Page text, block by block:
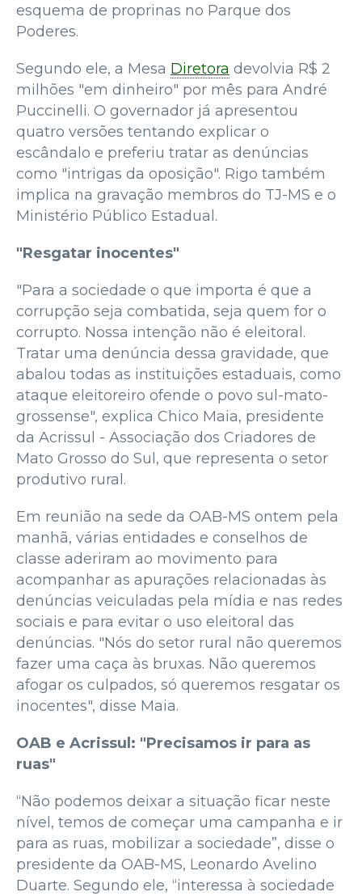
esquema de proprinas no Parque dos
Poderes.
Segundo ele, a Mesa Diretora devolvia R$ 2
milhões "em dinheiro" por mês para André
Puccinelli. O governador já apresentou
quatro versões tentando explicar o
escândalo e preferiu tratar as denúncias
como "intrigas da oposição". Rigo também
implica na gravação membros do TJ-MS e o
Ministério Público Estadual.
"Resgatar inocentes"
"Para a sociedade o que importa é que a
corrupção seja combatida, seja quem for o
corrupto. Nossa intenção não é eleitoral.
Tratar uma denúncia dessa gravidade, que
abalou todas as instituições estaduais, como
ataque eleitoreiro ofende o povo sul-mato-
grossense", explica Chico Maia, presidente
da Acrissul - Associação dos Criadores de
Mato Grosso do Sul, que representa o setor
produtivo rural.
Em reunião na sede da OAB-MS ontem pela
manhã, várias entidades e conselhos de
classe aderiram ao movimento para
acompanhar as apurações relacionadas às
denúncias veiculadas pela mídia e nas redes
sociais e para evitar o uso eleitoral das
denúncias. "Nós do setor rural não queremos
fazer uma caça às bruxas. Não queremos
afogar os culpados, só queremos resgatar os
inocentes", disse Maia.
OAB e Acrissul: "Precisamos ir para as
ruas"
“Não podemos deixar a situação ficar neste
nível, temos de começar uma campanha e ir
para as ruas, mobilizar a sociedade”, disse o
presidente da OAB-MS, Leonardo Avelino
Duarte. Segundo ele, “interessa à sociedade